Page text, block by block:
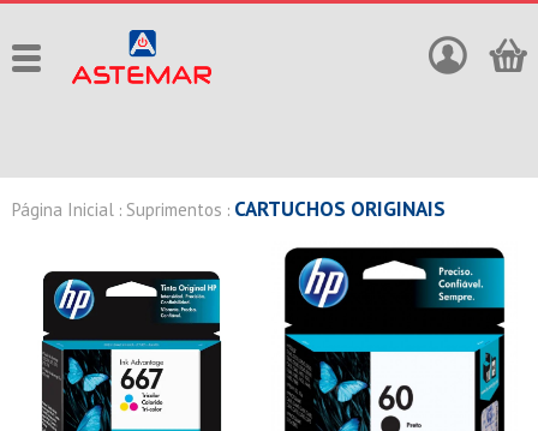
Página Inicial : Suprimentos : CARTUCHOS ORIGINAIS